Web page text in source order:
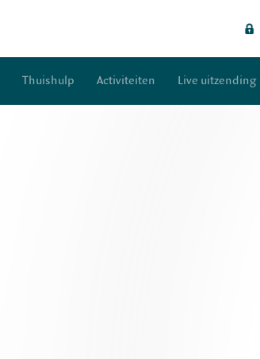
Thuishulp Activiteiten Live uitzending